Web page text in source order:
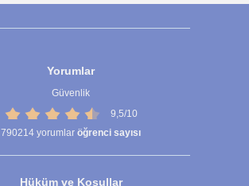
Yorumlar
Güvenlik
9,5/10
790214 yorumlar öğrenci sayısı
Hüküm ve Koşullar